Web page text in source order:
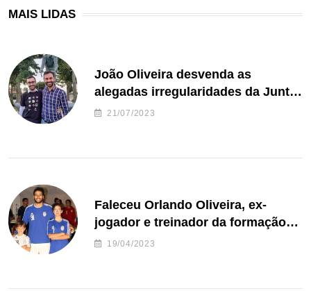
MAIS LIDAS
João Oliveira desvenda as
alegadas irregularidades da Junta
de Freguesia S. João de Ver
21/07/2023
Faleceu Orlando Oliveira, ex-
jogador e treinador da formação
de andebol do Feirense
19/04/2023